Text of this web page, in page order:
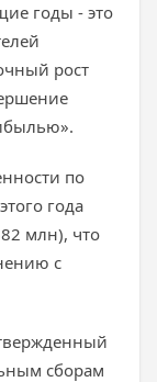
годы - это
рост
по
года
млн), что
с
сборам